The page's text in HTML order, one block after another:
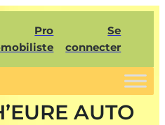
Pro
Se
connecter
AUTO